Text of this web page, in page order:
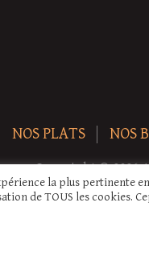
NOS PLATS NOS
Copyright © 2026
la plus pertinente
de TOUS les cookies.